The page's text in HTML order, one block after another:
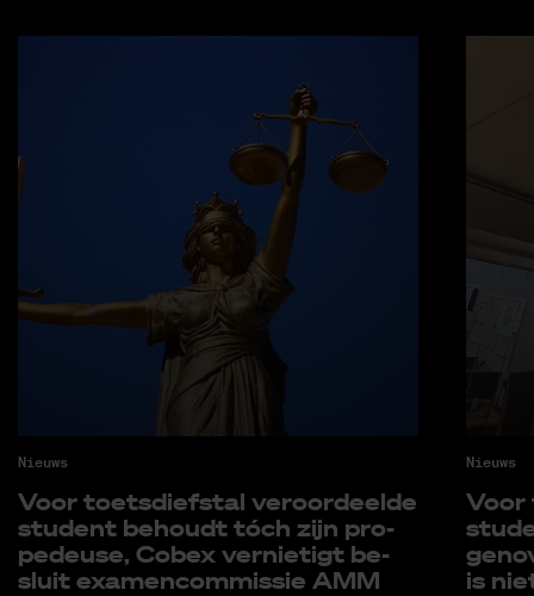
Nieuws
Voor toets­dief­stal ver­oor­deel­de
stu­dent be­houdt tóch zijn pro­
pe­deu­se, Co­bex ver­nie­tigt be­
sluit exa­men­com­mis­sie AMM
Nieuws
Voor
is